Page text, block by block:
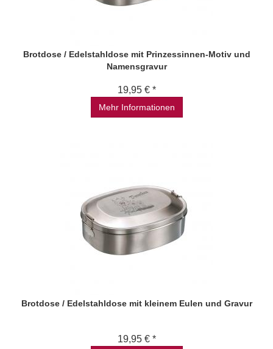
Brotdose / Edelstahldose mit Prinzessinnen-Motiv und
Namensgravur
19,95 € *
Mehr Informationen
Brotdose / Edelstahldose mit kleinem Eulen und Gravur
19,95 € *